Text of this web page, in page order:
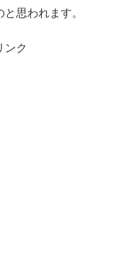
思われます。
ンク